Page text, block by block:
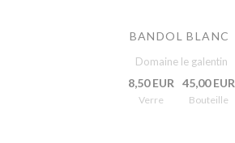
BANDOL BLANC
Domaine le galentin
8,50 EUR
Verre
45,00 EUR
Bouteille